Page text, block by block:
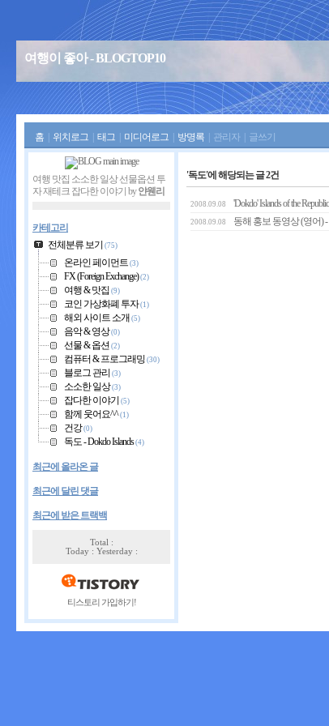
여행이 좋아 - BLOGTOP10
홈 위치로그 태그 미디어로그 방명록 관리자 글쓰기
'독도'에 해당되는 글 2건
2008.09.08 'Dokdo' Islands of the
2008.09.08 동해 홍보 동영상 (영어) -
여행 맛집 소소한 일상 선물옵션 투
자 재테크 잡다한 이야기 by얀웬리
카테고리
전체분류 보기 (75)
온라인 페이먼트 (3)
FX (Foreign Exchange)(2)
여행 & 맛집 (9)
코인 가상화폐 투자(1)
해외 사이트 소개 (5)
음악 & 영상(0)
선물 & 옵션 (2)
컴퓨터 & 프로그래밍 (30)
블로그 관리 (3)
소소한 일상(3)
잡다한 이야기 (5)
함께 웃어요^^(1)
건강(0)
독도 - Dokdo Islands(4)
최근에 올라온 글
최근에 달린 댓글
최근에 받은 트랙백
Total :
Today : Yesterday :
티스토리 가입하기!